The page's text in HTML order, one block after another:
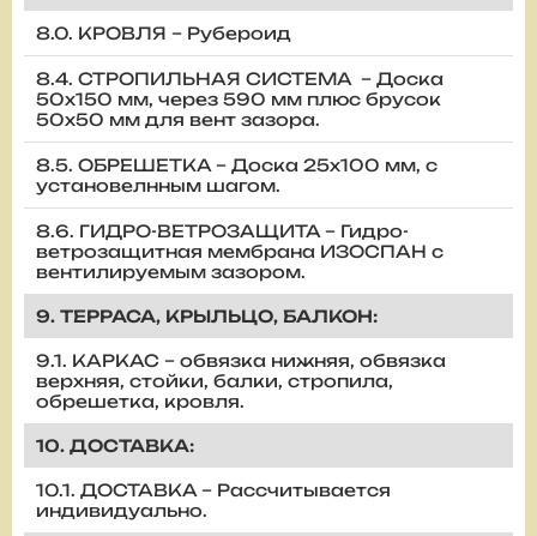
8.0. КРОВЛЯ – Рубероид
8.4. СТРОПИЛЬНАЯ СИСТЕМА – Доска
50х150 мм, через 590 мм плюс брусок
50х50 мм для вент зазора.
8.5. ОБРЕШЕТКА – Доска 25х100 мм, с
установелнным шагом.
8.6. ГИДРО-ВЕТРОЗАЩИТА – Гидро-
ветрозащитная мембрана ИЗОСПАН с
вентилируемым зазором.
9. ТЕРРАСА, КРЫЛЬЦО, БАЛКОН:
9.1. КАРКАС – обвязка нижняя, обвязка
верхняя, стойки, балки, стропила,
обрешетка, кровля.
10. ДОСТАВКА:
10.1. ДОСТАВКА – Рассчитывается
индивидуально.